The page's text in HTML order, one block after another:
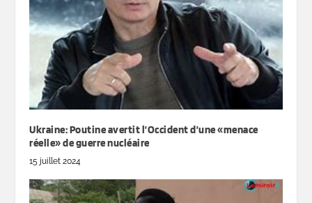
Ukraine: Poutine avertit l’Occident d’une «menace
réelle» de guerre nucléaire
15 juillet 2024